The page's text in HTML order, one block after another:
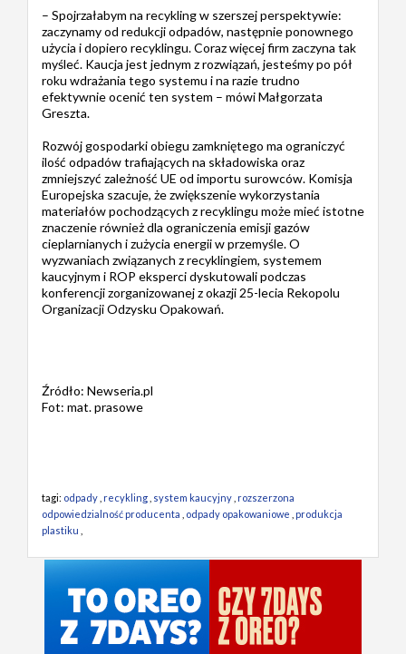
– Spojrzałabym na recykling w szerszej perspektywie:
zaczynamy od redukcji odpadów, następnie ponownego
użycia i dopiero recyklingu. Coraz więcej firm zaczyna tak
myśleć. Kaucja jest jednym z rozwiązań, jesteśmy po pół
roku wdrażania tego systemu i na razie trudno
efektywnie ocenić ten system – mówi Małgorzata
Greszta.
Rozwój gospodarki obiegu zamkniętego ma ograniczyć
ilość odpadów trafiających na składowiska oraz
zmniejszyć zależność UE od importu surowców. Komisja
Europejska szacuje, że zwiększenie wykorzystania
materiałów pochodzących z recyklingu może mieć istotne
znaczenie również dla ograniczenia emisji gazów
cieplarnianych i zużycia energii w przemyśle. O
wyzwaniach związanych z recyklingiem, systemem
kaucyjnym i ROP eksperci dyskutowali podczas
konferencji zorganizowanej z okazji 25-lecia Rekopolu
Organizacji Odzysku Opakowań.
Źródło: Newseria.pl
Fot: mat. prasowe
tagi: odpady recykling system kaucyjny rozszerzona
odpowiedzialność producenta
odpady opakowaniowe
produkcja
plastiku